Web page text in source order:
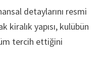
detaylarını resmi
kiralık yapısı, kulübün
tercih ettiğini